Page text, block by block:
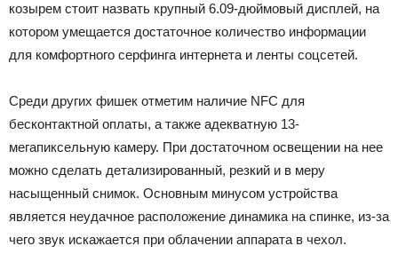
козырем стоит назвать крупный 6.09-дюймовый дисплей, на
котором умещается достаточное количество информации
для комфортного серфинга интернета и ленты соцсетей.
Среди других фишек отметим наличие NFC для
бесконтактной оплаты, а также адекватную 13-
мегапиксельную камеру. При достаточном освещении на нее
можно сделать детализированный, резкий и в меру
насыщенный снимок. Основным минусом устройства
является неудачное расположение динамика на спинке, из-за
чего звук искажается при облачении аппарата в чехол.